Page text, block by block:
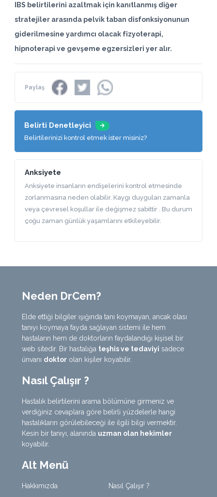
IBS belirtilerini azaltmak için kanıtlanmış diğer
stratejiler arasında pelvik taban disfonksiyonunun
giderilmesine yardımcı olacak fizyoterapi,
hipnoterapi ve gevşeme egzersizleri yer alır.
Paylaş
Belirti Denetleyici
Belirtilerinizi kontrol etmek ister misiniz?
Anksiyete
Anksiyete insanların endişelerini kontrol etmesinde
zorlanmasına neden olabilir. Kaygı duyguları zamanla
veya çevresel koşullar ile değişmez sabittir . Bu durum
çoğu zaman günlük yaşamlarını etkileyebilir.
Neden DrCem?
Elde ettiği bilgiler ışığında tanı koymayan, ancak olası
tanıyı koymaya fayda sağlayan sistemi ile hem
hastaların hem de doktorların faydalandığı kişisel bir
web sitedir. Bir hastalığa teşhis ve tedaviyi sadece
ünvanı doktor olan kişiler koyabilir.
Nasıl Çalışır ?
Hastalık belirtilerini arama bölümüne girmeniz ve
verdiğiniz cevaplara göre belirli yüzdelerle hangi
hastalıkların görülebileceği ile ilgili bilgi vermektir.
Kesin bir tanıyı, alanında uzman olan hekimler
koyabilir.
Alt Menü
Hakkımızda Nasıl Çalışır ?